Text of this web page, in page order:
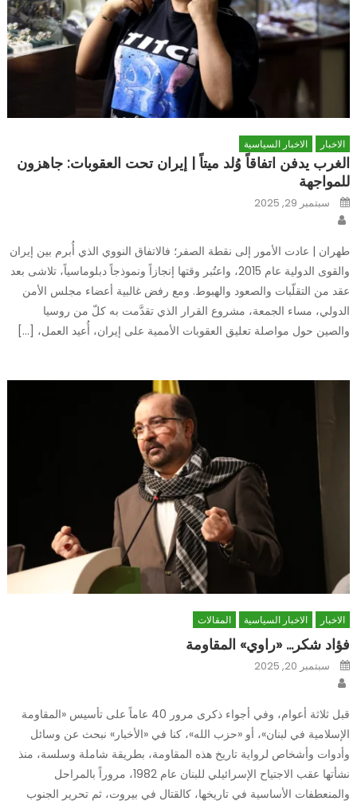
الاخبار الاخبار السياسية
الغرب يدفن اتفاقاً وُلد ميتاً | إيران تحت العقوبات: جاهزون
للمواجهة
Posted
onسبتمبر 29, 2025
طهران | عادت الأمور إلى نقطة الصفر؛ فالاتفاق النووي الذي أُبرم بين إيران
والقوى الدولية عام 2015، واعتُبر وقتها إنجازاً ونموذجاً دبلوماسياً، تلاشى بعد
عقد من التقلّبات والصعود والهبوط. ومع رفض غالبية أعضاء مجلس الأمن
الدولي، مساء الجمعة، مشروع القرار الذي تقدَّمت به كلّ من روسيا
والصين حول مواصلة تعليق العقوبات الأممية على إيران، أُعيد العمل، […]
الاخبار الاخبار السياسية المقالات
فؤاد شكر… «راوي» المقاومة
Posted
onسبتمبر 20, 2025
قبل ثلاثة أعوام، وفي أجواء ذكرى مرور 40 عاماً على تأسيس «المقاومة
الإسلامية في لبنان»، أو «حزب الله»، كنا في «الأخبار» نبحث عن وسائل
وأدوات وأشخاص لرواية تاريخ هذه المقاومة، بطريقة شاملة وسلسة، منذ
نشأتها عقب الاجتياح الإسرائيلي للبنان عام 1982، مروراً بالمراحل
والمنعطفات الأساسية في تاريخها، كالقتال في بيروت، ثم تحرير الجنوب